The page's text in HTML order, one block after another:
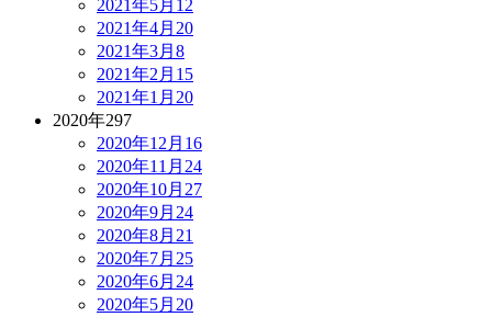
2021年5月 12
2021年4月 20
2021年3月 8
2021年2月 15
2021年1月 20
2020年297
2020年12月 16
2020年11月 24
2020年10月 27
2020年9月 24
2020年8月 21
2020年7月 25
2020年6月 24
2020年5月 20